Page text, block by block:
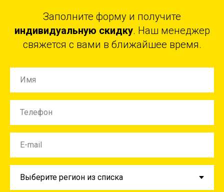
Заполните форму и получите
индивидуальную скидку. Наш менеджер
свяжется с вами в ближайшее время.